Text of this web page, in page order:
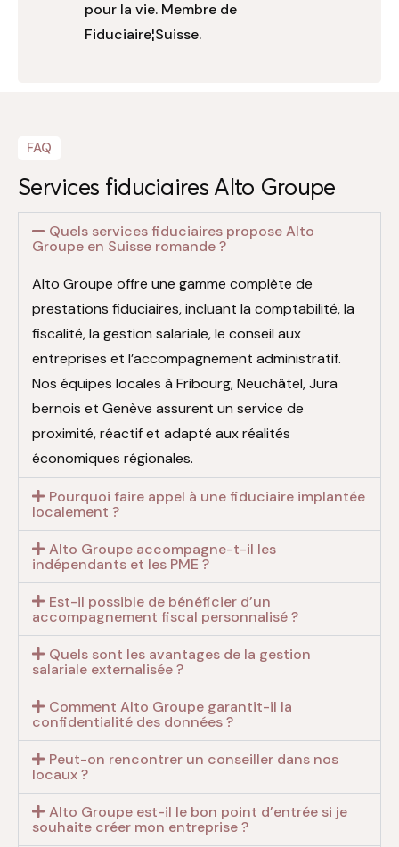
pour la vie. Membre de
Fiduciaire¦Suisse.
FAQ
Services fiduciaires Alto Groupe
Quels services fiduciaires propose Alto
Groupe en Suisse romande ?
Alto Groupe offre une gamme complète de
prestations fiduciaires, incluant la comptabilité, la
fiscalité, la gestion salariale, le conseil aux
entreprises et l’accompagnement administratif.
Nos équipes locales à Fribourg, Neuchâtel, Jura
bernois et Genève assurent un service de
proximité, réactif et adapté aux réalités
économiques régionales.
Pourquoi faire appel à une fiduciaire implantée
localement ?
Alto Groupe accompagne-t-il les
indépendants et les PME ?
Est-il possible de bénéficier d’un
accompagnement fiscal personnalisé ?
Quels sont les avantages de la gestion
salariale externalisée ?
Comment Alto Groupe garantit-il la
confidentialité des données ?
Peut-on rencontrer un conseiller dans nos
locaux ?
Alto Groupe est-il le bon point d’entrée si je
souhaite créer mon entreprise ?